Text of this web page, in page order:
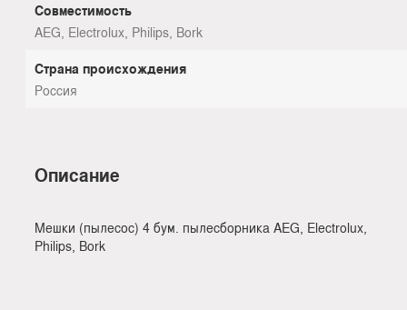
Совместимость
AEG, Electrolux, Philips, Bork
Страна происхождения
Россия
Описание
Мешки (пылесос) 4 бум. пылесборника AEG, Electrolux,
Philips, Bork